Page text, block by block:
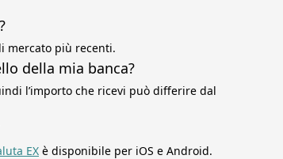
mercato più recenti.
della mia banca?
l’importo che ricevi può differire dal
EX è disponibile per iOS e Android.